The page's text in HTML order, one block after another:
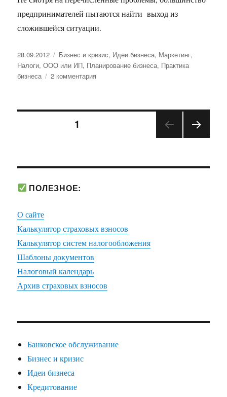
предпринимателей пытаются найти выход из
сложившейся ситуации.
Опубликовано
28.09.2012 Рубрики
Бизнес и кризис, Идеи бизнеса, Маркетинг,
Налоги,ООО или ИП, Планирование бизнеса, Практика
бизнеса
2 комментария
Пагинация
1
СТРА
ПОЛЕЗНОЕ:
О сайте
Калькулятор страховых взносов
Калькулятор систем налогообложения
Шаблоны документов
Налоговый календарь
Архив страховых взносов
Банковское обслуживание
Бизнес и кризис
Идеи бизнеса
Кредитование